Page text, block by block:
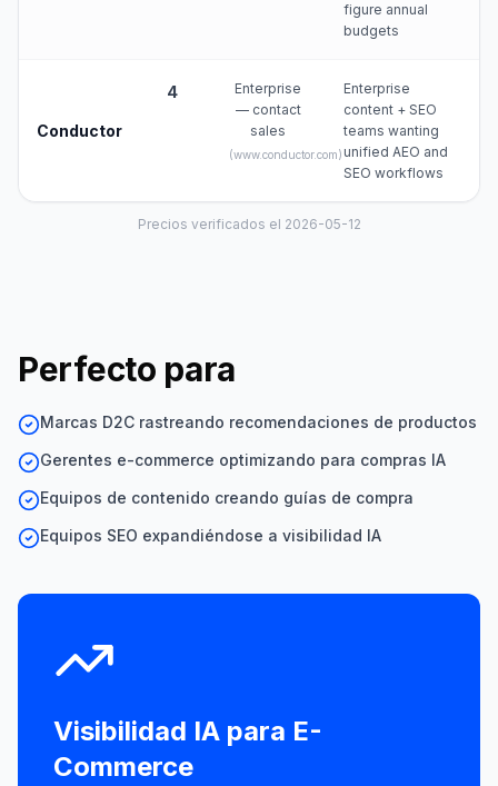
figure annual
budgets
Conductor
4
Enterprise
— contact
sales
(www.conductor.com)
Enterprise
content + SEO
teams wanting
unified AEO and
SEO workflows
Precios verificados el 2026-05-12
Perfecto para
Marcas D2C rastreando recomendaciones de productos
Gerentes e-commerce optimizando para compras IA
Equipos de contenido creando guías de compra
Equipos SEO expandiéndose a visibilidad IA
Visibilidad IA para E-
Commerce